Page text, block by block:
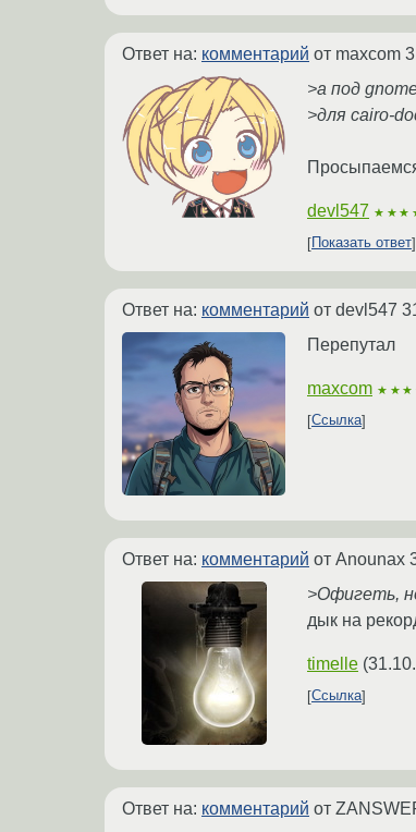
Ответ на: комментарий от maxcom
>а под
>для cairo-
devl547
Показать ответ
Ответ на: комментарий от devl547
Перепутал
maxcom
Ссылка
Ответ на: комментарий от Anounax
>Офигеть,
дык на
timelle (
Ссылка
Ответ на: комментарий от